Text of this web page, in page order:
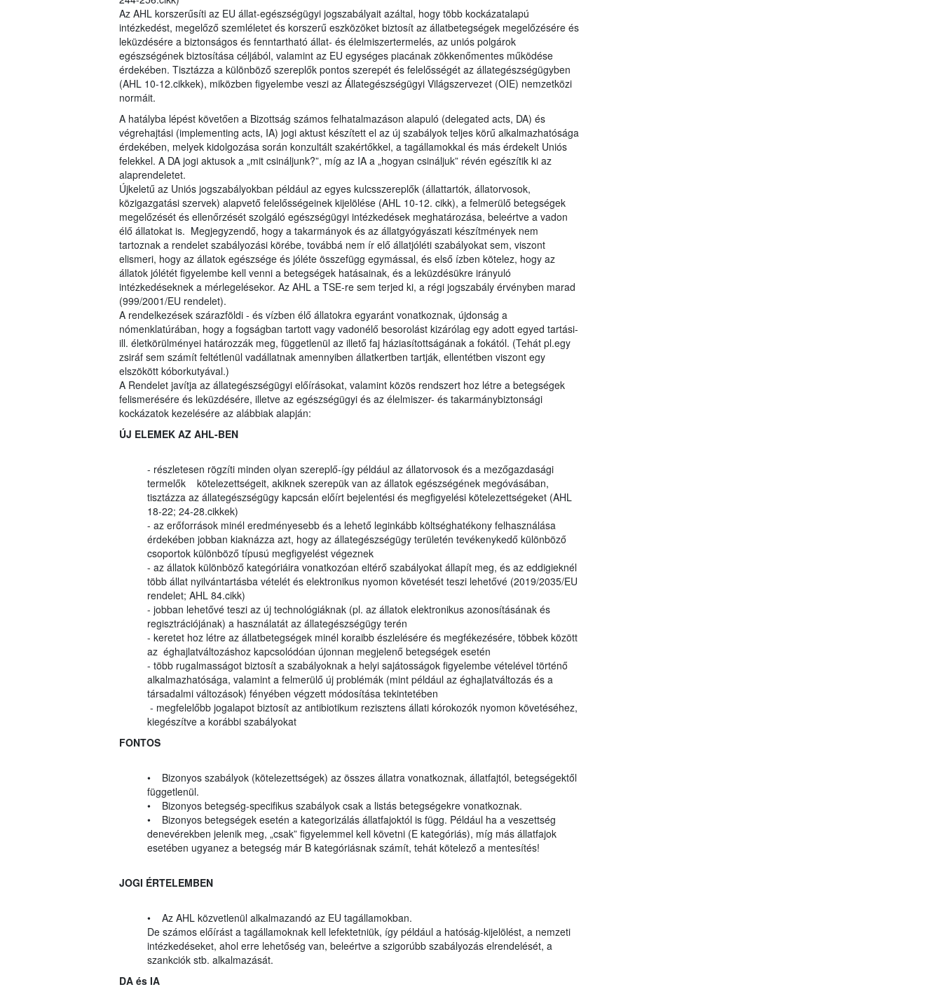
Az AHL korszerűsíti az EU állat-egészségügyi jogszabályait azáltal, hogy több kockázatalapú
intézkedést, megelőző szemléletet és korszerű eszközöket biztosít az állatbetegségek megelőzésére és
leküzdésére a biztonságos és fenntartható állat- és élelmiszertermelés, az uniós polgárok
egészségének biztosítása céljából, valamint az EU egységes piacának zökkenőmentes működése
érdekében. Tisztázza a különböző szereplők pontos szerepét és felelősségét az állategészségügyben
(AHL 10-12.cikkek), miközben figyelembe veszi az Állategészségügyi Világszervezet (OIE) nemzetközi
normáit.
A hatályba lépést követően a Bizottság számos felhatalmazáson alapuló (delegated acts, DA) és
végrehajtási (implementing acts, IA) jogi aktust készített el az új szabályok teljes körű alkalmazhatósága
érdekében, melyek kidolgozása során konzultált szakértőkkel, a tagállamokkal és más érdekelt Uniós
felekkel. A DA jogi aktusok a „mit csináljunk?”, míg az IA a „hogyan csináljuk” révén egészítik ki az
alaprendeletet.
Újkeletű az Uniós jogszabályokban például az egyes kulcsszereplők (állattartók, állatorvosok,
közigazgatási szervek) alapvető felelősségeinek kijelölése (AHL 10-12. cikk), a felmerülő betegségek
megelőzését és ellenőrzését szolgáló egészségügyi intézkedések meghatározása, beleértve a vadon
élő állatokat is. Megjegyzendő, hogy a takarmányok és az állatgyógyászati készítmények nem
tartoznak a rendelet szabályozási körébe, továbbá nem ír elő állatjóléti szabályokat sem, viszont
elismeri, hogy az állatok egészsége és jóléte összefügg egymással, és első ízben kötelez, hogy az
állatok jólétét figyelembe kell venni a betegségek hatásainak, és a leküzdésükre irányuló
intézkedéseknek a mérlegelésekor. Az AHL a TSE-re sem terjed ki, a régi jogszabály érvényben marad
(999/2001/EU rendelet).
A rendelkezések szárazföldi - és vízben élő állatokra egyaránt vonatkoznak, újdonság a
nómenklatúrában, hogy a fogságban tartott vagy vadonélő besorolást kizárólag egy adott egyed tartási-
ill. életkörülményei határozzák meg, függetlenül az illető faj háziasítottságának a fokától. (Tehát pl.egy
zsiráf sem számít feltétlenül vadállatnak amennyiben állatkertben tartják, ellentétben viszont egy
elszökött kóborkutyával.)
A Rendelet javítja az állategészségügyi előírásokat, valamint közös rendszert hoz létre a betegségek
felismerésére és leküzdésére, illetve az egészségügyi és az élelmiszer- és takarmánybiztonsági
kockázatok kezelésére az alábbiak alapján:
ÚJ ELEMEK AZ AHL-BEN
- részletesen rögzíti minden olyan szereplő-így például az állatorvosok és a mezőgazdasági
termelők kötelezettségeit, akiknek szerepük van az állatok egészségének megóvásában,
tisztázza az állategészségügy kapcsán előírt bejelentési és megfigyelési kötelezettségeket (AHL
18-22; 24-28.cikkek)
- az erőforrások minél eredményesebb és a lehető leginkább költséghatékony felhasználása
érdekében jobban kiaknázza azt, hogy az állategészségügy területén tevékenykedő különböző
csoportok különböző típusú megfigyelést végeznek
- az állatok különböző kategóriáira vonatkozóan eltérő szabályokat állapít meg, és az eddigieknél
több állat nyilvántartásba vételét és elektronikus nyomon követését teszi lehetővé (2019/2035/EU
rendelet; AHL 84.cikk)
- jobban lehetővé teszi az új technológiáknak (pl. az állatok elektronikus azonosításának és
regisztrációjának) a használatát az állategészségügy terén
- keretet hoz létre az állatbetegségek minél koraibb észlelésére és megfékezésére, többek között
az éghajlatváltozáshoz kapcsolódóan újonnan megjelenő betegségek esetén
- több rugalmasságot biztosít a szabályoknak a helyi sajátosságok figyelembe vételével történő
alkalmazhatósága, valamint a felmerülő új problémák (mint például az éghajlatváltozás és a
társadalmi változások) fényében végzett módosítása tekintetében
- megfelelőbb jogalapot biztosít az antibiotikum rezisztens állati kórokozók nyomon követéséhez,
kiegészítve a korábbi szabályokat
FONTOS
• Bizonyos szabályok (kötelezettségek) az összes állatra vonatkoznak, állatfajtól, betegségektől
függetlenül.
• Bizonyos betegség-specifikus szabályok csak a listás betegségekre vonatkoznak.
• Bizonyos betegségek esetén a kategorizálás állatfajoktól is függ. Például ha a veszettség
denevérekben jelenik meg, „csak” figyelemmel kell követni (E kategóriás), míg más állatfajok
esetében ugyanez a betegség már B kategóriásnak számít, tehát kötelező a mentesítés!
JOGI ÉRTELEMBEN
• Az AHL közvetlenül alkalmazandó az EU tagállamokban.
De számos előírást a tagállamoknak kell lefektetniük, így például a hatóság-kijelölést, a nemzeti
intézkedéseket, ahol erre lehetőség van, beleértve a szigorúbb szabályozás elrendelését, a
szankciók stb. alkalmazását.
DA és IA